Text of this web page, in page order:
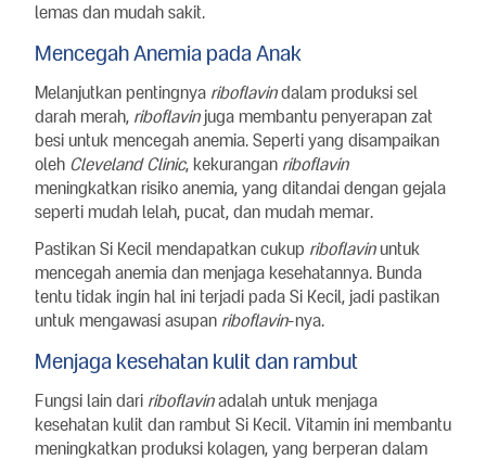
lemas dan mudah sakit.
Mencegah Anemia pada Anak
Melanjutkan pentingnya riboflavindalam produksi sel
darah merah, riboflavinjuga membantu penyerapan zat
besi untuk mencegah anemia. Seperti yang disampaikan
oleh Cleveland Clinic, kekurangan riboflavin
meningkatkan risiko anemia, yang ditandai dengan gejala
seperti mudah lelah, pucat, dan mudah memar.
Pastikan Si Kecil mendapatkan cukup riboflavinuntuk
mencegah anemia dan menjaga kesehatannya. Bunda
tentu tidak ingin hal ini terjadi pada Si Kecil, jadi pastikan
untuk mengawasi asupan riboflavin-nya.
Menjaga kesehatan kulit dan rambut
Fungsi lain dari riboflavinadalah untuk menjaga
kesehatan kulit dan rambut Si Kecil. Vitamin ini membantu
meningkatkan produksi kolagen, yang berperan dalam